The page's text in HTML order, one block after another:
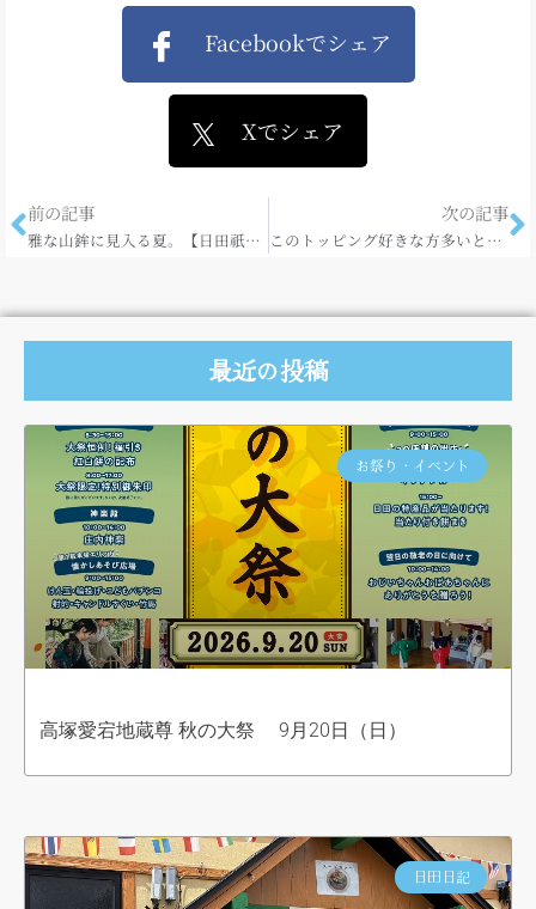
Facebookでシェア
Xでシェア
前の記事
雅な山鉾に見入る夏。【日田祇園祭】
次の記事
このトッピング好きな方多いと思います！
最近の投稿
お祭り・イベント
高塚愛宕地蔵尊 秋の大祭 9月20日（日）
日田日記